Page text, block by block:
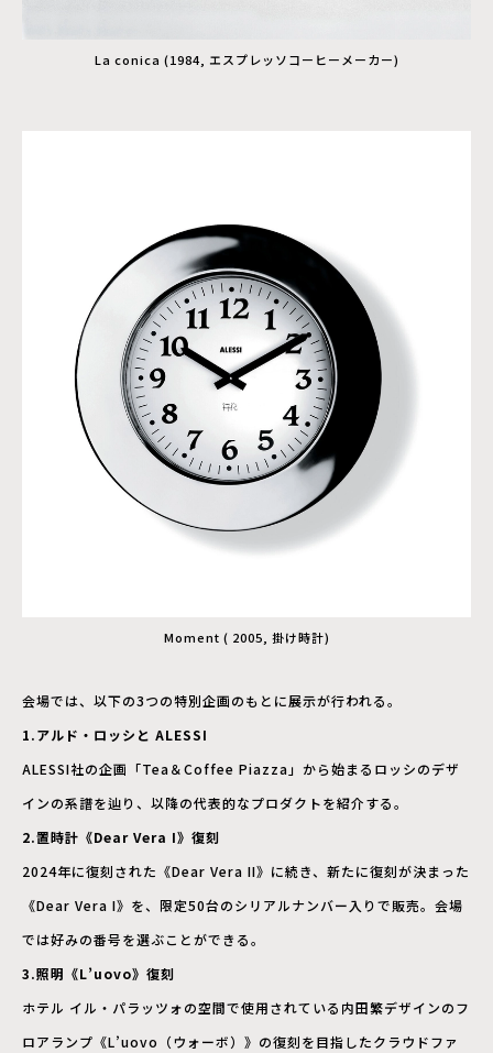
La conica (1984, エスプレッソコーヒーメーカー)
Moment ( 2005, 掛け時計)
会場では、以下の3つの特別企画のもとに展示が行われる。
1.アルド・ロッシと ALESSI
ALESSI社の企画「Tea＆Coffee Piazza」から始まるロッシのデザ
インの系譜を辿り、以降の代表的なプロダクトを紹介する。
2.置時計《Dear Vera I》復刻
2024年に復刻された《Dear Vera II》に続き、新たに復刻が決まった
《Dear Vera I》を、限定50台のシリアルナンバー入りで販売。会場
では好みの番号を選ぶことができる。
3.照明《L’uovo》復刻
ホテル イル・パラッツォの空間で使用されている内田繁デザインのフ
ロアランプ《L’uovo（ウォーボ）》の復刻を目指したクラウドファ